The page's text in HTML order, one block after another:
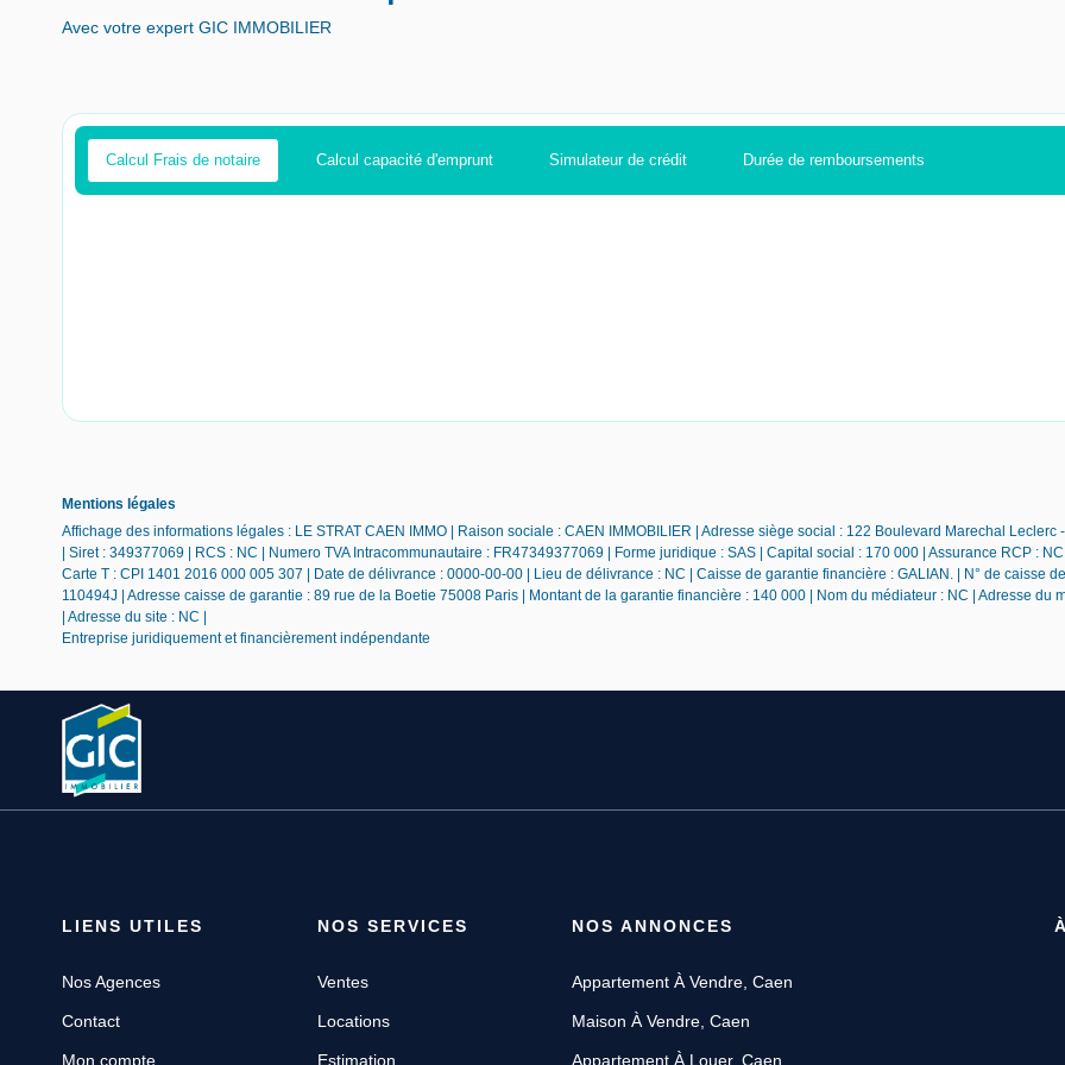
Avec votre expert GIC IMMOBILIER
Calcul Frais de notaire Calcul capacité d'emprunt Simulateur de crédit Durée de remboursements
Mentions légales
Affichage des informations légales : LE STRAT CAEN IMMO | Raison sociale : CAEN IMMOBILIER | Adresse siège social : 122 Boulevard Marechal Leclerc
| Siret : 349377069 | RCS : NC | Numero TVA Intracommunautaire : FR47349377069 | Forme juridique : SAS | Capital social : 170 000 | Assurance RCP : NC
Carte T : CPI 1401 2016 000 005 307 | Date de délivrance : 0000-00-00 | Lieu de délivrance : NC | Caisse de garantie financière : GALIAN. | N° de caisse
110494J | Adresse caisse de garantie : 89 rue de la Boetie 75008 Paris | Montant de la garantie financière : 140 000 | Nom du médiateur : NC | Adresse du
| Adresse du site : NC |
Entreprise juridiquement et financièrement indépendante
LIENS UTILES
Nos Agences
Contact
Mon compte
NOS SERVICES
Ventes
Locations
Estimation
NOS ANNONCES
Appartement À Vendre, Caen
Maison À Vendre, Caen
Appartement À Louer, Caen